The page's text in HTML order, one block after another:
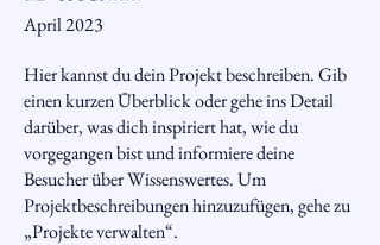
April 2023
Hier kannst du dein Projekt beschreiben. Gib
einen kurzen Überblick oder gehe ins Detail
darüber, was dich inspiriert hat, wie du
vorgegangen bist und informiere deine
Besucher über Wissenswertes. Um
Projektbeschreibungen hinzuzufügen, gehe zu
„Projekte verwalten“.